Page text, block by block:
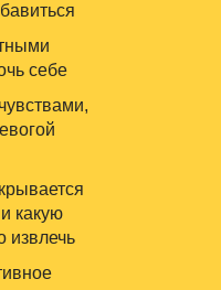
себе
какую
извлечь